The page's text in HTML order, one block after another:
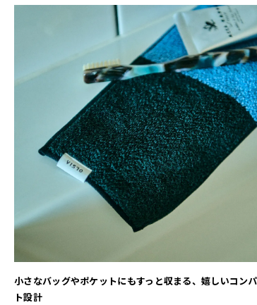
小さなバッグやポケットにもすっと収まる、嬉しいコン
ト設計